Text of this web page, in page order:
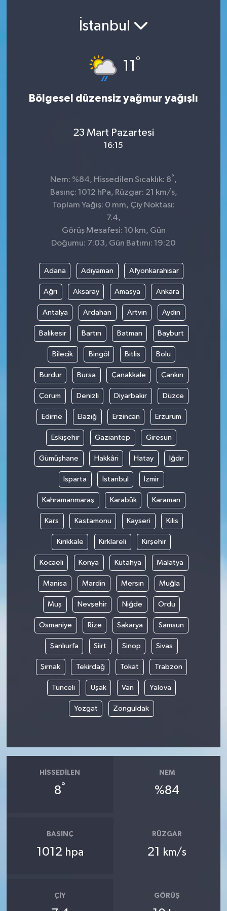
İstanbul
11 °
Bölgesel düzensiz yağmur yağışlı
23 Mart Pazartesi
16:15
Nem: %84, Hissedilen Sıcaklık: 8° ,
Basınç: 1012 hPa, Rüzgar: 21 km/s,
Toplam Yağış: 0 mm, Çiy Noktası:
7.4,
Görüş Mesafesi: 10 km, Gün
Doğumu: 7:03, Gün Batımı: 19:20
Adana Adıyaman Afyonkarahisar
Ağrı Aksaray Amasya Ankara
Antalya Ardahan Artvin Aydın
Balıkesir Bartın Batman Bayburt
Bilecik Bingöl Bitlis Bolu
Burdur Bursa Çanakkale Çankırı
Çorum Denizli Diyarbakır Düzce
Edirne Elazığ Erzincan Erzurum
Eskişehir Gaziantep Giresun
Gümüşhane Hakkâri Hatay Iğdır
Isparta İstanbul İzmir
Kahramanmaraş Karabük Karaman
Kars Kastamonu Kayseri Kilis
Kırıkkale Kırklareli Kırşehir
Kocaeli Konya Kütahya Malatya
Manisa Mardin Mersin Muğla
Muş Nevşehir Niğde Ordu
Osmaniye Rize Sakarya Samsun
Şanlıurfa Siirt Sinop Sivas
Şırnak Tekirdağ Tokat Trabzon
Tunceli Uşak Van Yalova
Yozgat Zonguldak
HISSEDILEN
8°
NEM
%84
BASINÇ
1012 hpa
RÜZGAR
21 km/s
ÇIY GÖRÜŞ